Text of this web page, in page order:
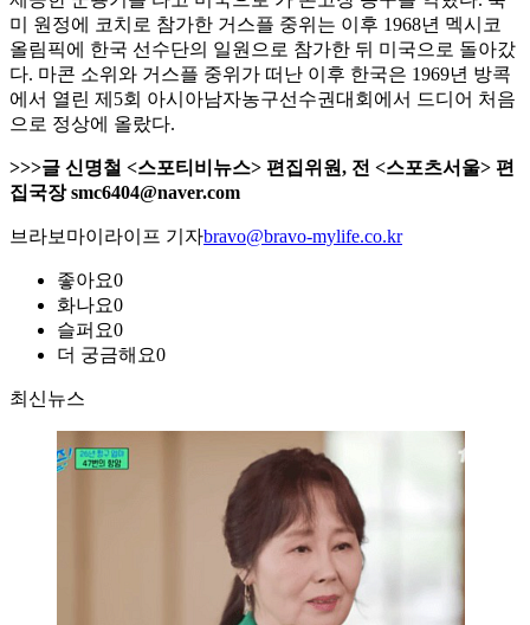
미 원정에 코치로 참가한 거스플 중위는 이후 1968년 멕시코
올림픽에 한국 선수단의 일원으로 참가한 뒤 미국으로 돌아갔
다. 마콘 소위와 거스플 중위가 떠난 이후 한국은 1969년 방콕
에서 열린 제5회 아시아남자농구선수권대회에서 드디어 처음
으로 정상에 올랐다.
>>>글 신명철 <스포티비뉴스> 편집위원, 전 <스포츠서울> 편
집국장 smc6404@naver.com
브라보마이라이프 기자bravo@bravo-mylife.co.kr
좋아요0
화나요0
슬퍼요0
더 궁금해요0
최신뉴스